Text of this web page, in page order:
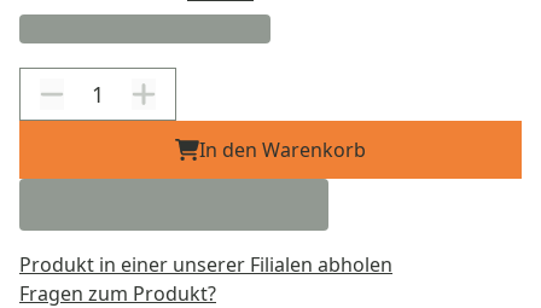
In den Warenkorb
Produkt in einer unserer Filialen abholen
Fragen zum Produkt?